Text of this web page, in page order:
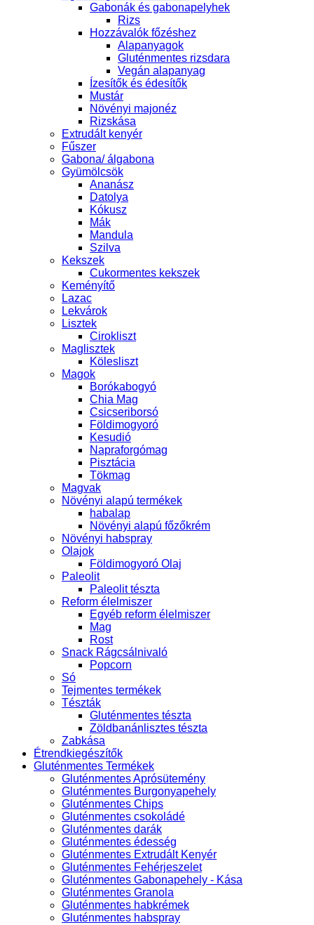
Gabonák és gabonapelyhek
Rizs
Hozzávalók főzéshez
Alapanyagok
Gluténmentes rizsdara
Vegán alapanyag
Ízesítők és édesítők
Mustár
Növényi majonéz
Rizskása
Extrudált kenyér
Fűszer
Gabona/ álgabona
Gyümölcsök
Ananász
Datolya
Kókusz
Mák
Mandula
Szilva
Kekszek
Cukormentes kekszek
Keményítő
Lazac
Lekvárok
Lisztek
Cirokliszt
Maglisztek
Kölesliszt
Magok
Borókabogyó
Chia Mag
Csicseriborsó
Földimogyoró
Kesudió
Napraforgómag
Pisztácia
Tökmag
Magvak
Növényi alapú termékek
habalap
Növényi alapú főzőkrém
Növényi habspray
Olajok
Földimogyoró Olaj
Paleolit
Paleolit tészta
Reform élelmiszer
Egyéb reform élelmiszer
Mag
Rost
Snack Rágcsálnivaló
Popcorn
Só
Tejmentes termékek
Tészták
Gluténmentes tészta
Zöldbanánlisztes tészta
Zabkása
Étrendkiegészítők
Gluténmentes Termékek
Gluténmentes Aprósütemény
Gluténmentes Burgonyapehely
Gluténmentes Chips
Gluténmentes csokoládé
Gluténmentes darák
Gluténmentes édesség
Gluténmentes Extrudált Kenyér
Gluténmentes Fehérjeszelet
Gluténmentes Gabonapehely - Kása
Gluténmentes Granola
Gluténmentes habkrémek
Gluténmentes habspray